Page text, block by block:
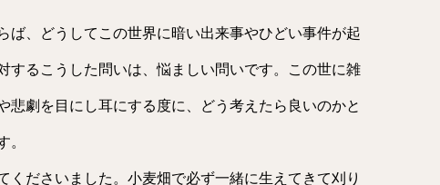
調
に
は
下
を
ば、どうしてこの世界に暗い出来事やひどい事件が起
するこうした問いは、悩ましい問いです。この世に雑
悲劇を目にし耳にする度に、どう考えたら良いのかと
。
くださいました。小麦畑で必ず一緒に生えてきて刈り